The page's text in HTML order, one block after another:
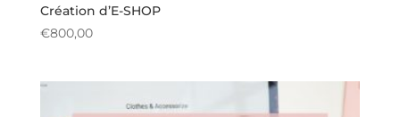
Création d’E-SHOP
€800,00